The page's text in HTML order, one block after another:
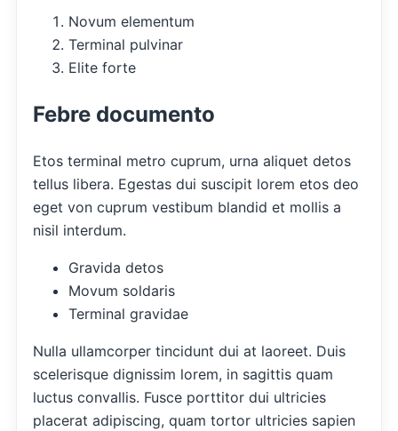
Novum elementum
Terminal pulvinar
Elite forte
Febre documento
Etos terminal metro cuprum, urna aliquet detos
tellus libera. Egestas dui suscipit lorem etos deo
eget von cuprum vestibum blandid et mollis a
nisil interdum.
Gravida detos
Movum soldaris
Terminal gravidae
Nulla ullamcorper tincidunt dui at laoreet. Duis
scelerisque dignissim lorem, in sagittis quam
luctus convallis. Fusce porttitor dui ultricies
placerat adipiscing, quam tortor ultricies sapien